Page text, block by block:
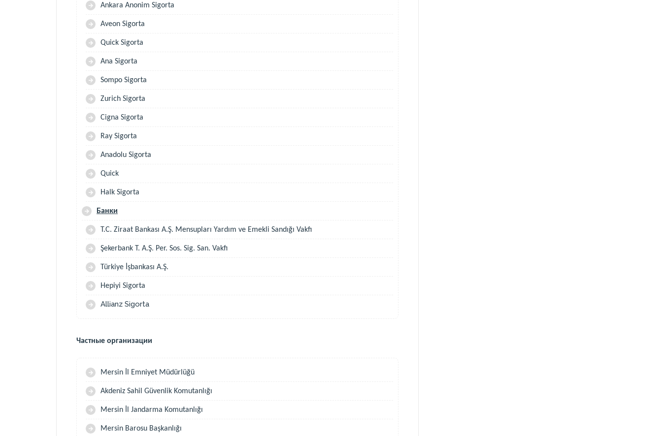
Ankara Anonim Sigorta
Aveon Sigorta
Quick Sigorta
Ana Sigorta
Sompo Sigorta
Zurich Sigorta
Cigna Sigorta
Ray Sigorta
Anadolu Sigorta
Quick
Halk Sigorta
Банки
T.C. Ziraat Bankası A.Ş. Mensupları Yardım ve Emekli Sandığı Vakfı
Şekerbank T. A.Ş. Per. Sos. Sig. San. Vakfı
Türkiye İşbankası A.Ş.
Hepiyi Sigorta
Allianz Sigorta
Частные организации
Mersin İl Emniyet Müdürlüğü
Akdeniz Sahil Güvenlik Komutanlığı
Mersin İl Jandarma Komutanlığı
Mersin Barosu Başkanlığı